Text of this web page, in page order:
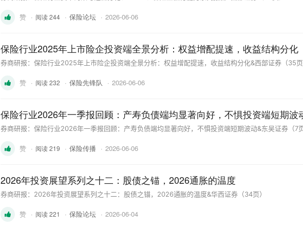
赞 · 阅读 244 · 保险论坛 · 2026-06-06
保险行业2025年上市险企投资端全景分析：权益增配提速，收益结构分化
券商研报：保险行业2025年上市险企投资端全景分析：权益增配提速，收益结构分化&西部证券（35页
赞 · 阅读 232 · 保险先锋队 · 2026-06-06
保险行业2026年一季报回顾：产寿负债端均显著向好，不惧投资端短期波
券商研报：保险行业2026年一季报回顾：产寿负债端均显著向好，不惧投资端短期波动&东吴证券（7页
赞 · 阅读 219 · 保险传播 · 2026-06-06
2026年投资展望系列之十二：股债之锚，2026通胀的温度
券商研报：2026年投资展望系列之十二：股债之锚，2026通胀的温度&华西证券（34页）
赞 · 阅读 221 · 保险论坛 · 2026-06-04